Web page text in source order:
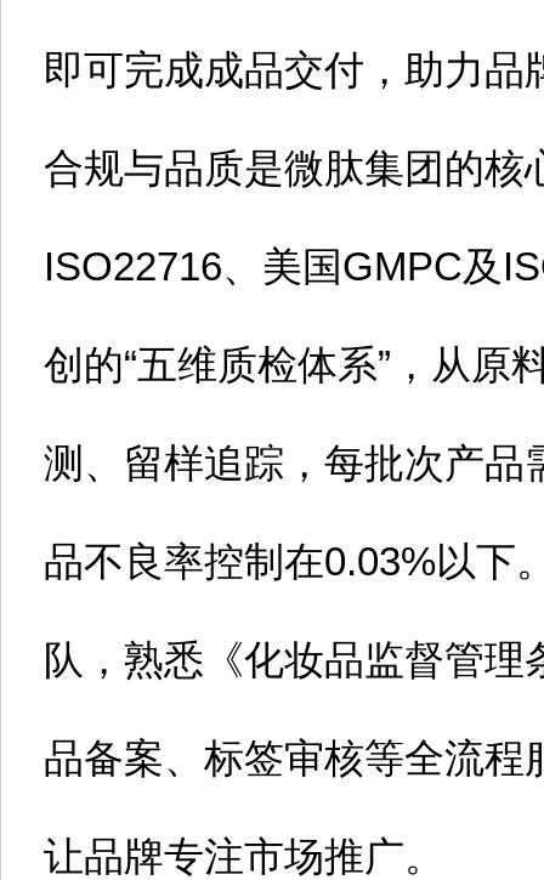
即可完成成品交付，助力品
合规与品质是微肽集团的核
ISO22716、美国GMPC及
创的“五维质检体系”，从原
测、留样追踪，每批次产品
品不良率控制在0.03%以下
队，熟悉《化妆品监督管
品备案、标签审核等全流
让品牌专注市场推广。